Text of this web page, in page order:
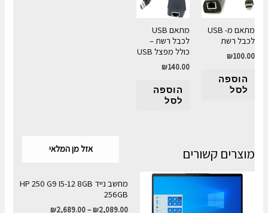
מתאם מ- USB
לכבל רשת
₪100.00
הוספה
לסל
מתאם USB
לכבל רשת –
כולל מפצל USB
₪140.00
הוספה
לסל
מוצרים קשורים אזל מן המלאי
מחשב נייד HP 250 G9 I5-12 8GB
256GB
₪2,089.00
–
₪2,689.00